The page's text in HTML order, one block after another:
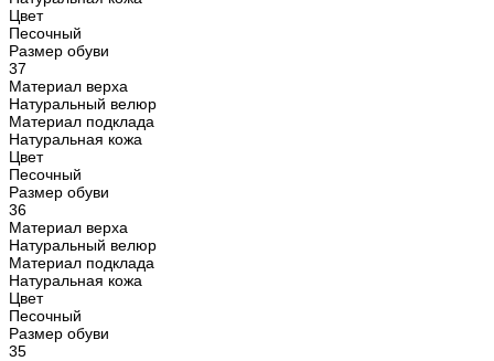
Цвет
Песочный
Размер обуви
37
Материал верха
Натуральный велюр
Материал подклада
Натуральная кожа
Цвет
Песочный
Размер обуви
36
Материал верха
Натуральный велюр
Материал подклада
Натуральная кожа
Цвет
Песочный
Размер обуви
35